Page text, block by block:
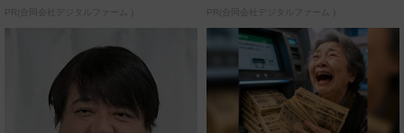
PR(合同会社デジタルファーム ) PR(合同会社デジタルファーム )